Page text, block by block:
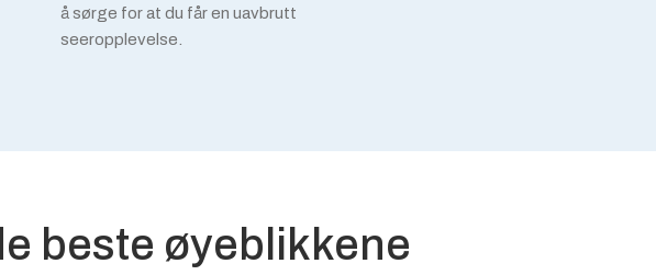
å sørge for at du får en uavbrutt
seeropplevelse.
beste øyeblikkene